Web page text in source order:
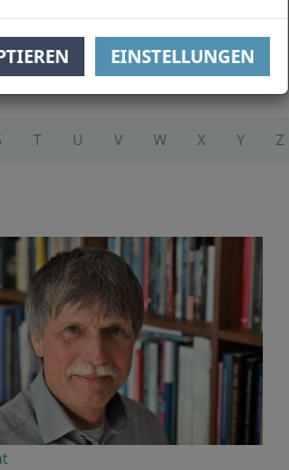
EINSTELLUNGEN
T U V W X Y Z